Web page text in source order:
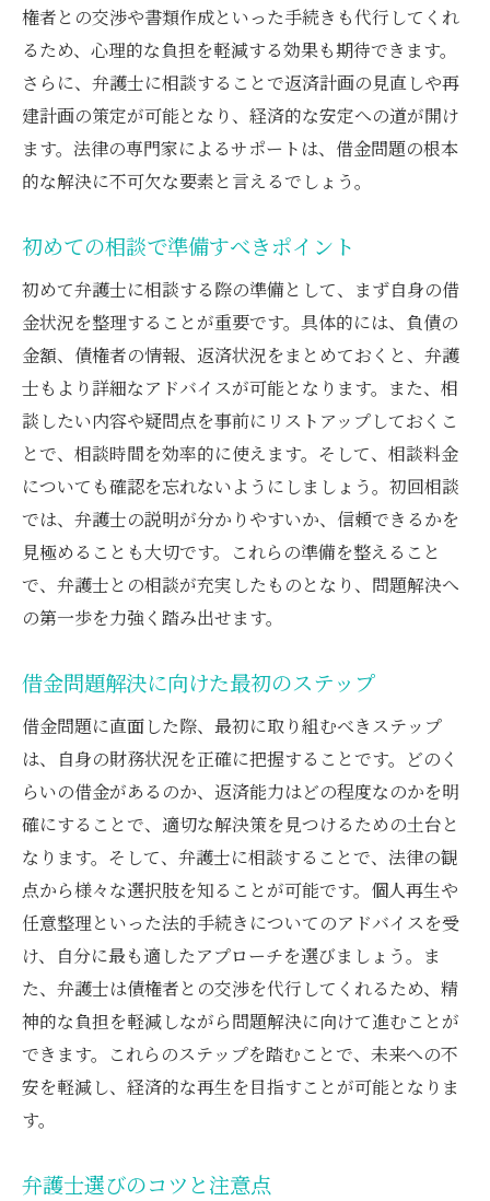
返済計画の見直しは弁護士の専門知識でスムー
ズに
返済計画の見直しのタイミング
弁護士が行う返済計画の評価
無理のない返済計画を立てるために
返済計画が与える心理的な影響
成功に導く返済計画の見直し事例
債権者との交渉は弁護士がサポートして安心感
を得る
債権者交渉の基本的な流れ
弁護士が果たす交渉の役割
交渉における効果的なコミュニケーション
術
弁護士が提案する交渉の戦略
交渉成功事例から学ぶポイント
弁護士と共に挑む交渉の心構え
認可
個人再生手続きの流れと重要性
手続き認可に必要な準備
弁護士が提供する手続きサポート
手続きがもたらす経済的な影響
認可後の生活再建プラン
手続き成功事例から学ぶ再建のヒント
弁護士が提供する借金整理のプロセスとは
借金整理の基本的なステップ
弁護士のサポートで得られるメリット
整理プロセスに影響する法律の知識
弁護士が提案する効率的な整理方法
借金整理の成功事例とその秘訣
権者との交渉や書類作成といった手続きも代行してくれ
るため、心理的な負担を軽減する効果も期待できます。
さらに、弁護士に相談することで返済計画の見直しや再
建計画の策定が可能となり、経済的な安定への道が開け
ます。法律の専門家によるサポートは、借金問題の根本
的な解決に不可欠な要素と言えるでしょう。
初めての相談で準備すべきポイント
初めて弁護士に相談する際の準備として、まず自身の借
金状況を整理することが重要です。具体的には、負債の
金額、債権者の情報、返済状況をまとめておくと、弁護
士もより詳細なアドバイスが可能となります。また、相
談したい内容や疑問点を事前にリストアップしておくこ
とで、相談時間を効率的に使えます。そして、相談料金
についても確認を忘れないようにしましょう。初回相談
では、弁護士の説明が分かりやすいか、信頼できるかを
見極めることも大切です。これらの準備を整えること
で、弁護士との相談が充実したものとなり、問題解決へ
の第一歩を力強く踏み出せます。
借金問題解決に向けた最初のステップ
借金問題に直面した際、最初に取り組むべきステップ
は、自身の財務状況を正確に把握することです。どのく
らいの借金があるのか、返済能力はどの程度なのかを明
確にすることで、適切な解決策を見つけるための土台と
なります。そして、弁護士に相談することで、法律の観
点から様々な選択肢を知ることが可能です。個人再生や
任意整理といった法的手続きについてのアドバイスを受
け、自分に最も適したアプローチを選びましょう。ま
た、弁護士は債権者との交渉を代行してくれるため、精
神的な負担を軽減しながら問題解決に向けて進むことが
できます。これらのステップを踏むことで、未来への不
安を軽減し、経済的な再生を目指すことが可能となりま
す。
弁護士選びのコツと注意点